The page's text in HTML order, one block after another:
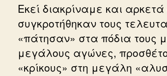
Εκεί διακρίναμε και
συγκροτήθηκαν τους
«πάτησαν» στα πόδια τους
μεγάλους αγώνες,
«κρίκους» στη μεγάλη